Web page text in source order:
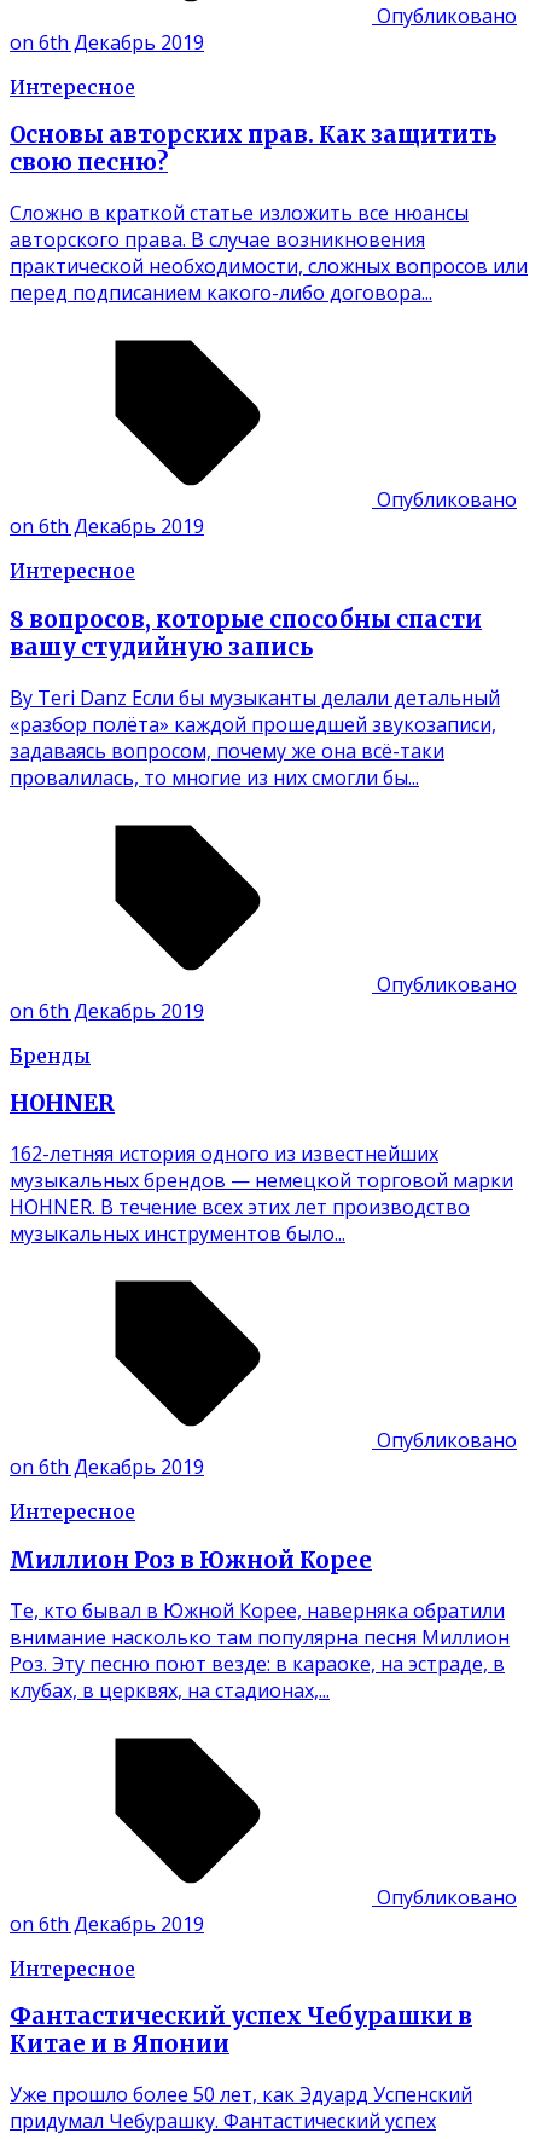
Опубликовано
on 6th Декабрь 2019
Интересное
Основы авторских прав. Как защитить
свою песню?
Сложно в краткой статье изложить все нюансы
авторского права. В случае возникновения
практической необходимости, сложных вопросов или
перед подписанием какого-либо договора...
Опубликовано
on 6th Декабрь 2019
Интересное
8 вопросов, которые способны спасти
вашу студийную запись
By Teri Danz Если бы музыканты делали детальный
«разбор полёта» каждой прошедшей звукозаписи,
задаваясь вопросом, почему же она всё-таки
провалилась, то многие из них смогли бы...
Опубликовано
on 6th Декабрь 2019
Бренды
HOHNER
162-летняя история одного из известнейших
музыкальных брендов — немецкой торговой марки
HOHNER. В течение всех этих лет производство
музыкальных инструментов было...
Опубликовано
on 6th Декабрь 2019
Интересное
Миллион Роз в Южной Корее
Те, кто бывал в Южной Корее, наверняка обратили
внимание насколько там популярна песня Миллион
Роз. Эту песню поют везде: в караоке, на эстраде, в
клубах, в церквях, на стадионах,...
Опубликовано
on 6th Декабрь 2019
Интересное
Фантастический успех Чебурашки в
Китае и в Японии
Уже прошло более 50 лет, как Эдуард Успенский
придумал Чебурашку. Фантастический успех